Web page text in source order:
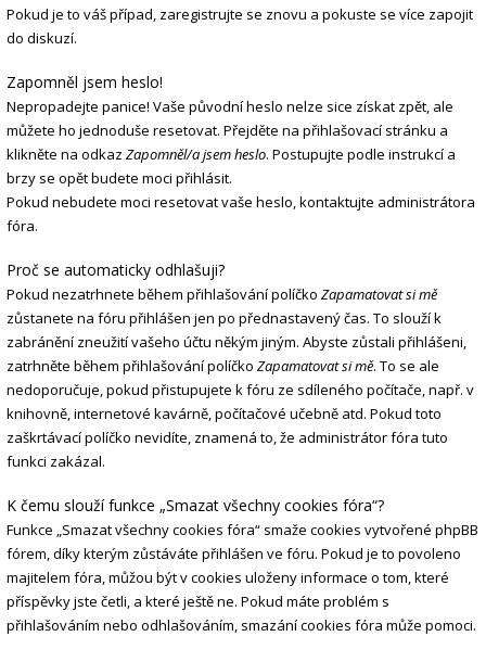
Pokud je to váš případ, zaregistrujte se znovu a pokuste se více zapojit
do diskuzí.
Zapomněl jsem heslo!
Nepropadejte panice! Vaše původní heslo nelze sice získat zpět, ale
můžete ho jednoduše resetovat. Přejděte na přihlašovací stránku a
klikněte na odkaz Zapomněl/a jsem heslo. Postupujte podle instrukcí a
brzy se opět budete moci přihlásit.
Pokud nebudete moci resetovat vaše heslo, kontaktujte administrátora
fóra.
Proč se automaticky odhlašuji?
Pokud nezatrhnete během přihlašování políčko Zapamatovat si mě
zůstanete na fóru přihlášen jen po přednastavený čas. To slouží k
zabránění zneužití vašeho účtu někým jiným. Abyste zůstali přihlášeni,
zatrhněte během přihlašování políčko Zapamatovat si mě. To se ale
nedoporučuje, pokud přistupujete k fóru ze sdíleného počítače, např. v
knihovně, internetové kavárně, počítačové učebně atd. Pokud toto
zaškrtávací políčko nevidíte, znamená to, že administrátor fóra tuto
funkci zakázal.
K čemu slouží funkce „Smazat všechny cookies fóra“?
Funkce „Smazat všechny cookies fóra“ smaže cookies vytvořené phpBB
fórem, díky kterým zůstáváte přihlášen ve fóru. Pokud je to povoleno
majitelem fóra, můžou být v cookies uloženy informace o tom, které
příspěvky jste četli, a které ještě ne. Pokud máte problém s
přihlašováním nebo odhlašováním, smazání cookies fóra může pomoci.